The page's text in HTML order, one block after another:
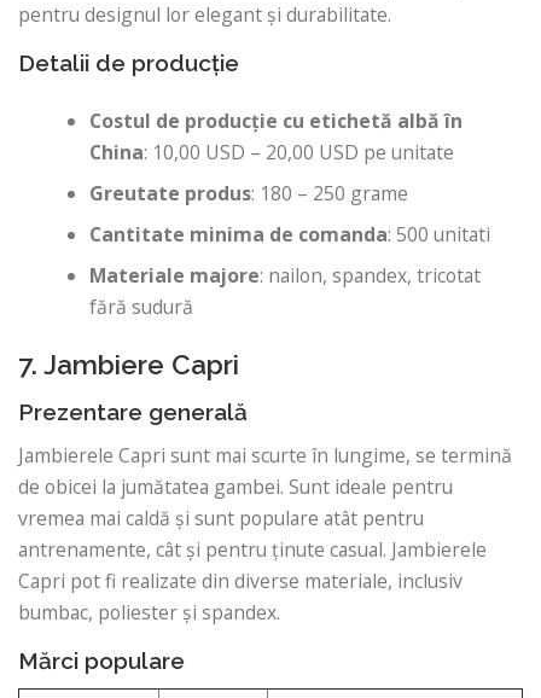
pentru designul lor elegant și durabilitate.
Detalii de producție
Costul de producție cu etichetă albă în
China: 10,00 USD – 20,00 USD pe unitate
Greutate produs: 180 – 250 grame
Cantitate minima de comanda: 500 unitati
Materiale majore: nailon, spandex, tricotat
fără sudură
7. Jambiere Capri
Prezentare generală
Jambierele Capri sunt mai scurte în lungime, se termină
de obicei la jumătatea gambei. Sunt ideale pentru
vremea mai caldă și sunt populare atât pentru
antrenamente, cât și pentru ținute casual. Jambierele
Capri pot fi realizate din diverse materiale, inclusiv
bumbac, poliester și spandex.
Mărci populare